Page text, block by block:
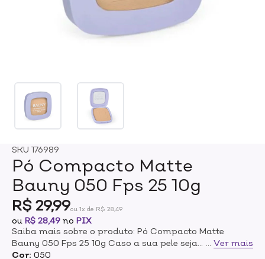
SKU 176989
Pó Compacto Matte
Bauny 050 Fps 25 10g
R$ 29,99ou 1x de R$ 28,49
ou R$ 28,49 no PIX
Saiba mais sobre o produto: Pó Compacto Matte
Bauny 050 Fps 25 10g Caso a sua pele seja
extremamente oleosa, você pode aderir ao pó
Ver mais
Cor: 050